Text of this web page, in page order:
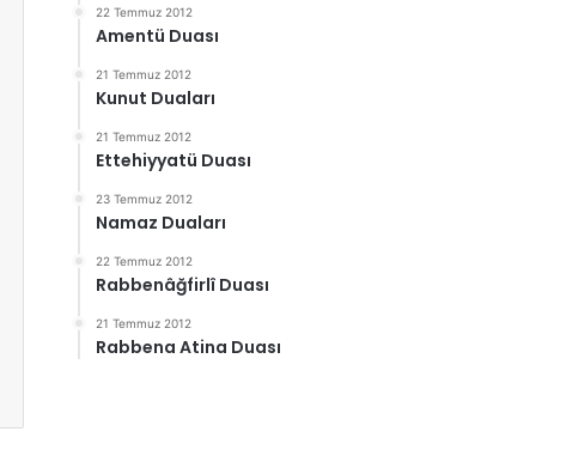
22 Temmuz 2012
Amentü Duası
21 Temmuz 2012
Kunut Duaları
21 Temmuz 2012
Ettehiyyatü Duası
23 Temmuz 2012
Namaz Duaları
22 Temmuz 2012
Rabbenâğfirlî Duası
21 Temmuz 2012
Rabbena Atina Duası